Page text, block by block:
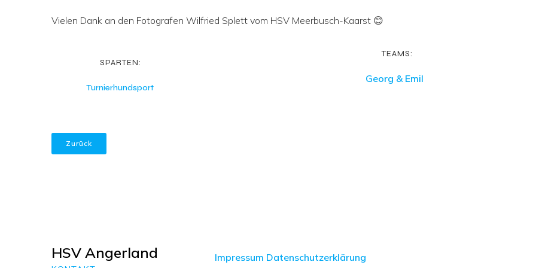
Vielen Dank an den Fotografen Wilfried Splett vom HSV Meerbusch-Kaarst 😊
SPARTEN:
Turnierhundsport
TEAMS:
Georg & Emil
Zurück
HSV Angerland Impressum Datenschutzerklärung